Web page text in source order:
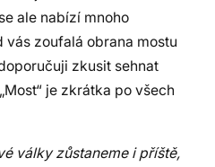
ale nabízí mnoho
zoufalá obrana mostu
zkusit sehnat
je zkrátka po všech
války zůstaneme i příště,